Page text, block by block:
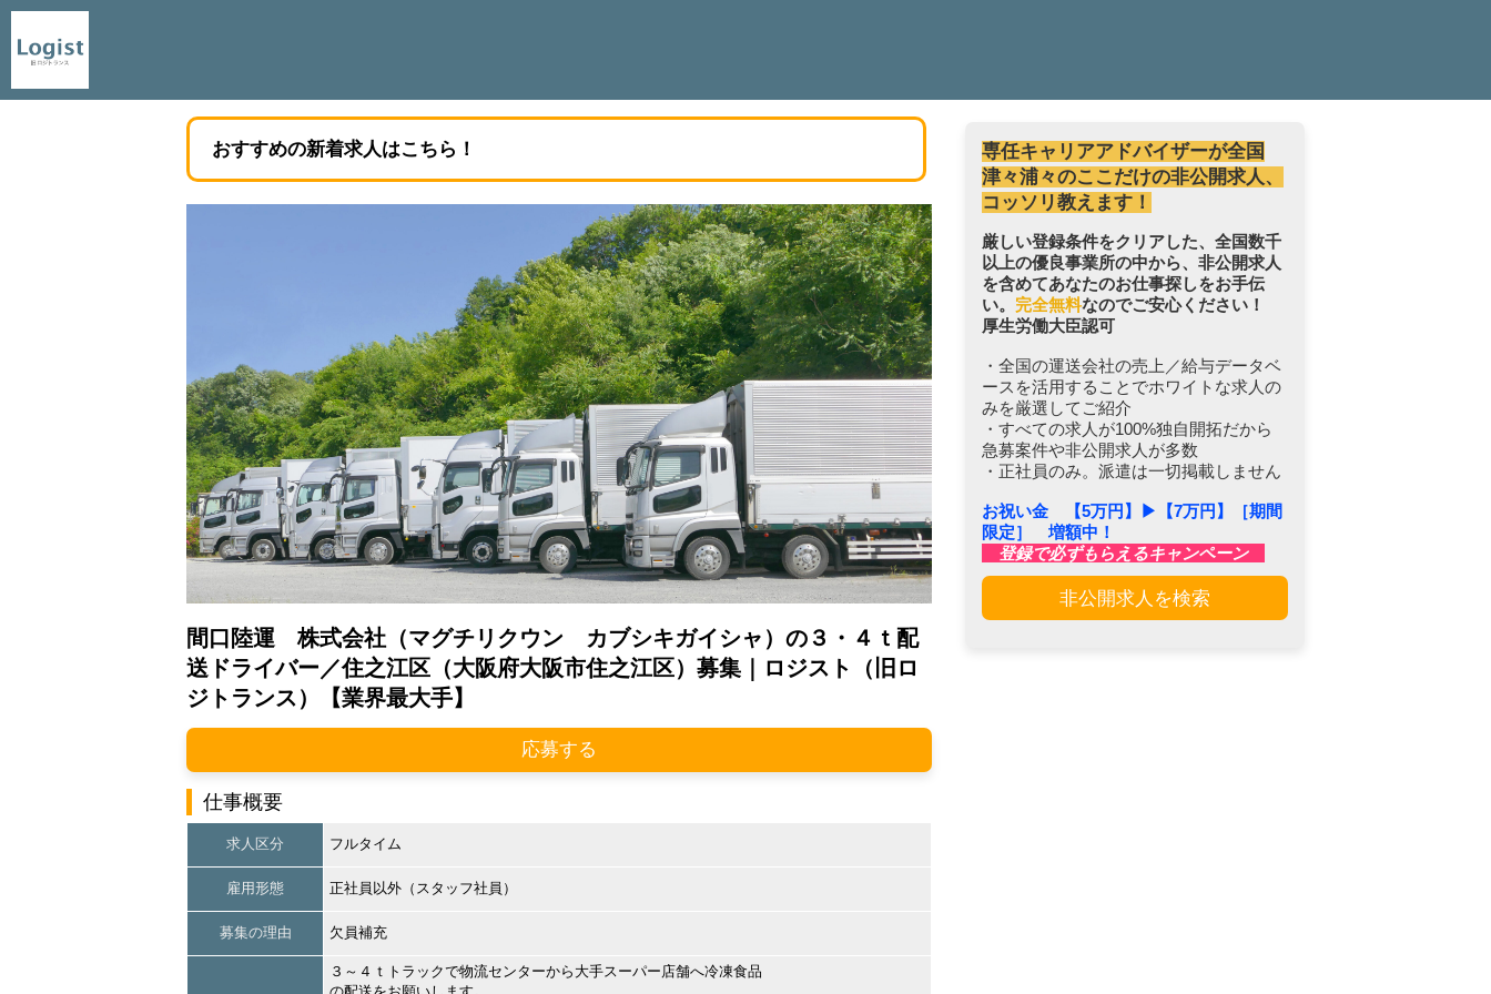
おすすめの新着求人はこちら！
間口陸運 株式会社（マグチリクウン カブシキガイシャ）の３・４ｔ配
送ドライバー／住之江区（大阪府大阪市住之江区）募集｜ロジスト（旧ロ
ジトランス）【業界最大手】
応募する
仕事概要
求人区分 フルタイム
雇用形態 正社員以外（スタッフ社員）
募集の理由 欠員補充
３～４ｔトラックで物流センターから大手スーパー店舗へ冷凍食品
専任キャリアアドバイザーが全国
津々浦々のここだけの非公開求人、
コッソリ教えます！
厳しい登録条件をクリアした、全国数千
以上の優良事業所の中から、非公開求人
を含めてあなたのお仕事探しをお手伝
い。 完全無料なのでご安心ください！
厚生労働大臣認可
・全国の運送会社の売上／給与データベ
ースを活用することでホワイトな求人の
みを厳選してご紹介
・すべての求人が100%独自開拓だから
急募案件や非公開求人が多数
・正社員のみ。派遣は一切掲載しません
お祝い金 【5万円】▶︎【7万円】［期間
限定］ 増額中！
登録で必ずもらえるキャンペーン
非公開求人を検索